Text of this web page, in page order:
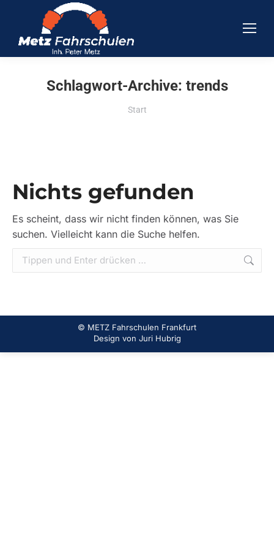
Schlagwort-Archive: trends
Start
Nichts gefunden
Es scheint, dass wir nicht finden können, was Sie
suchen. Vielleicht kann die Suche helfen.
Search:
© METZ Fahrschulen Frankfurt
Design von Juri Hubrig